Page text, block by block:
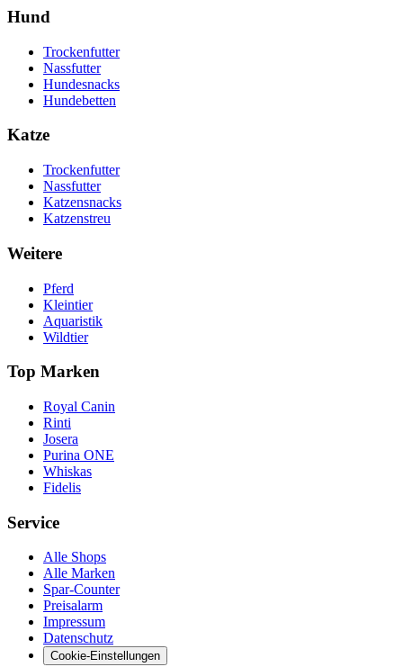
Hund
Trockenfutter
Nassfutter
Hundesnacks
Hundebetten
Katze
Trockenfutter
Nassfutter
Katzensnacks
Katzenstreu
Weitere
Pferd
Kleintier
Aquaristik
Wildtier
Top Marken
Royal Canin
Rinti
Josera
Purina ONE
Whiskas
Fidelis
Service
Alle Shops
Alle Marken
Spar-Counter
Preisalarm
Impressum
Datenschutz
Cookie-Einstellungen